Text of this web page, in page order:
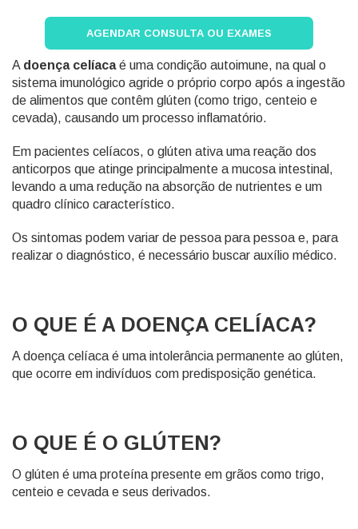
AGENDAR CONSULTA OU EXAMES
A doença celíacaé uma condição autoimune, na qual o
sistema imunológico agride o próprio corpo após a ingestão
de alimentos que contêm glúten (como trigo, centeio e
cevada), causando um processo inflamatório.
Em pacientes celíacos, o glúten ativa uma reação dos
anticorpos que atinge principalmente a mucosa intestinal,
levando a uma redução na absorção de nutrientes e um
quadro clínico característico.
Os sintomas podem variar de pessoa para pessoa e, para
realizar o diagnóstico, é necessário buscar auxílio médico.
O QUE É A DOENÇA CELÍACA?
A doença celíaca é uma intolerância permanente ao glúten,
que ocorre em indivíduos com predisposição genética.
O QUE É O GLÚTEN?
O glúten é uma proteína presente em grãos como trigo,
centeio e cevada e seus derivados.